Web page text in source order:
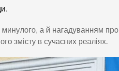
.
а й нагадуванням про
змісту в сучасних реаліях.